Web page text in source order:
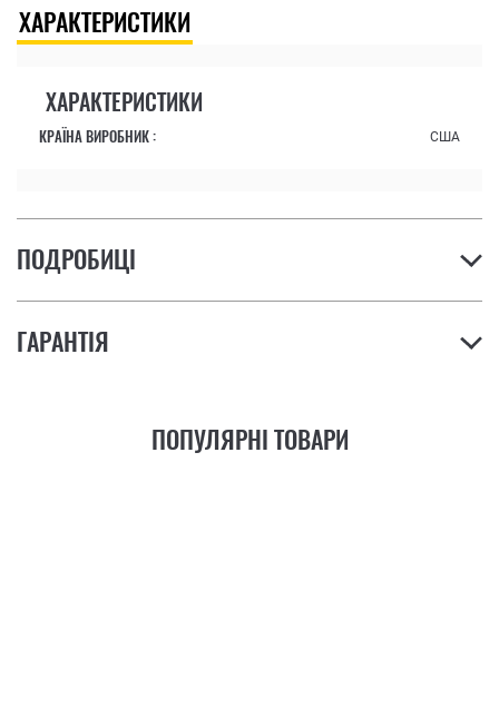
ХАРАКТЕРИСТИКИ
ХАРАКТЕРИСТИКИ
КРАЇНА ВИРОБНИК : США
ПОДРОБИЦІ
ГАРАНТІЯ
ПОПУЛЯРНІ ТОВАРИ